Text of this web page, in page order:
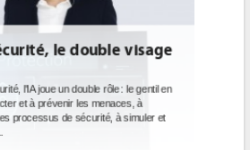
énergétique
une obligation pour les
plus durables et plus efficaces, c'est
les pouvoirs publics européens
en oeuvre de la nouvelle Directive sur